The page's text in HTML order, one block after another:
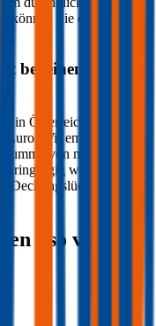
können Sie die Steuer
bei einem PKW
in Österreich bei der
Wir empfehlen für
von mindestens
weniger
Deckungslücke auftreten
- so viel